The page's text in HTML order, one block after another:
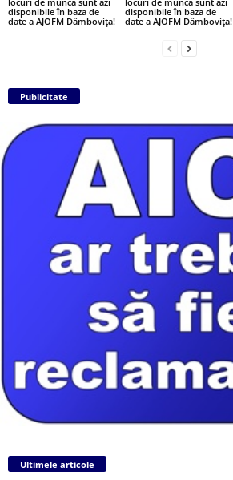
disponibile în baza de
date a AJOFM Dâmbovița!
disponibile în baza de
date a AJOFM Dâmbovița!
Publicitate
Ultimele articole